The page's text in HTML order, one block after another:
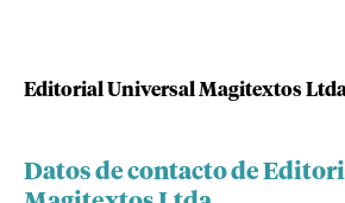
Editorial Universal Magitextos
Datos de contacto de